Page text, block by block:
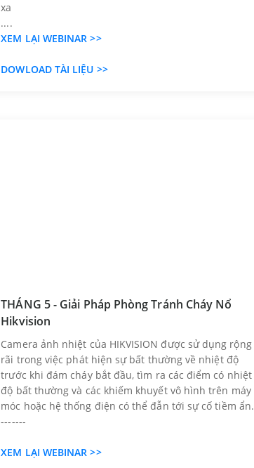
xa
....
XEM LẠI WEBINAR >>
DOWLOAD TÀI LIỆU >>
THÁNG 5 - Giải Pháp Phòng Tránh Cháy Nổ
Hikvision
Camera ảnh nhiệt của HIKVISION được sử dụng rộng
rãi trong việc phát hiện sự bất thường về nhiệt độ
trước khi đám cháy bắt đầu, tìm ra các điểm có nhiệt
độ bất thường và các khiếm khuyết vô hình trên máy
móc hoặc hệ thống điện có thể đẫn tới sự cố tiềm ẩn.
-------
XEM LẠI WEBINAR >>